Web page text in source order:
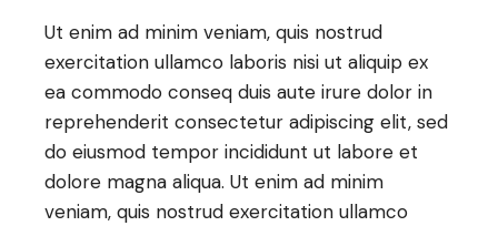
Ut enim ad minim veniam, quis nostrud
exercitation ullamco laboris nisi ut aliquip ex
ea commodo conseq duis aute irure dolor in
reprehenderit consectetur adipiscing elit, sed
do eiusmod tempor incididunt ut labore et
dolore magna aliqua. Ut enim ad minim
veniam, quis nostrud exercitation ullamco